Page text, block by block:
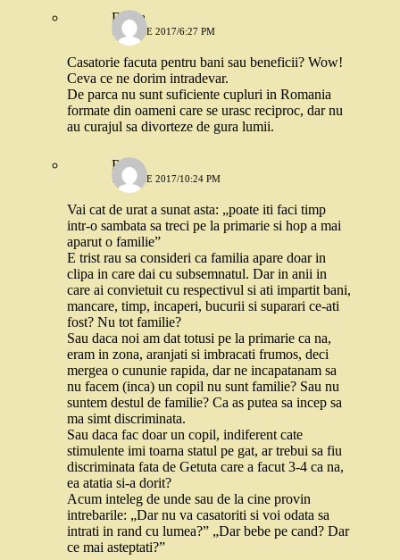
Diana
14 IUNIE 2017/6:27 PM
Casatorie facuta pentru bani sau beneficii? Wow!
Ceva ce ne dorim intradevar.
De parca nu sunt suficiente cupluri in Romania
formate din oameni care se urasc reciproc, dar nu
au curajul sa divorteze de gura lumii.
Rox
14 IUNIE 2017/10:24 PM
Vai cat de urat a sunat asta: „poate iti faci timp
intr-o sambata sa treci pe la primarie si hop a mai
aparut o familie”
E trist rau sa consideri ca familia apare doar in
clipa in care dai cu subsemnatul. Dar in anii in
care ai convietuit cu respectivul si ati impartit bani,
mancare, timp, incaperi, bucurii si suparari ce-ati
fost? Nu tot familie?
Sau daca noi am dat totusi pe la primarie ca na,
eram in zona, aranjati si imbracati frumos, deci
mergea o cununie rapida, dar ne incapatanam sa
nu facem (inca) un copil nu sunt familie? Sau nu
suntem destul de familie? Ca as putea sa incep sa
ma simt discriminata.
Sau daca fac doar un copil, indiferent cate
stimulente imi toarna statul pe gat, ar trebui sa fiu
discriminata fata de Getuta care a facut 3-4 ca na,
ea atatia si-a dorit?
Acum inteleg de unde sau de la cine provin
intrebarile: „Dar nu va casatoriti si voi odata sa
intrati in rand cu lumea?” „Dar bebe pe cand? Dar
ce mai asteptati?”